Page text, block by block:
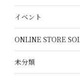
イベント
ONLINE STORE
未分類